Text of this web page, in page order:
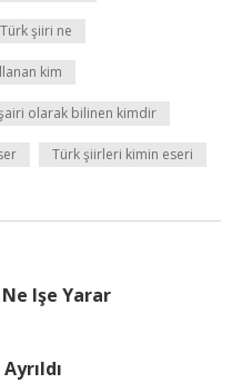
şiiri ne
kim
olarak bilinen kimdir
Türk şiirleri kimin eseri
Işe Yarar